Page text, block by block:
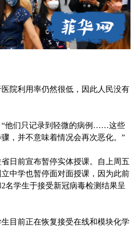
利用率仍然很低，因此人民没有
们只记录到轻微的病例……这些
，并不意味着情况会再次恶化。”
前宣布暂停实体授课。自上周五
中学也暂停面对面授课，因为此前
名学生于接受新冠病毒检测结果呈
目前正在恢复接受在线和模块化学